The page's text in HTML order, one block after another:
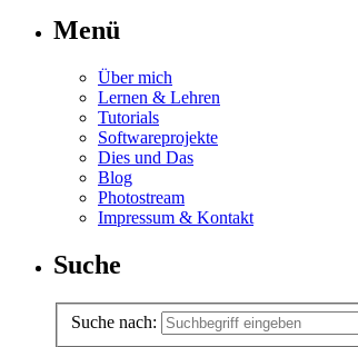
Menü
Über mich
Lernen & Lehren
Tutorials
Softwareprojekte
Dies und Das
Blog
Photostream
Impressum & Kontakt
Suche
Suche nach: